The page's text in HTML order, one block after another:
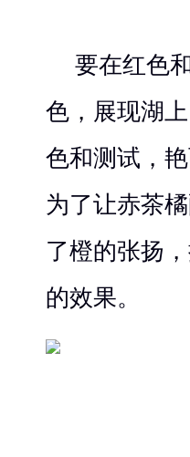
要在红色
色，展现湖
色和测试，
为了让赤茶
了橙的张扬
的效果。